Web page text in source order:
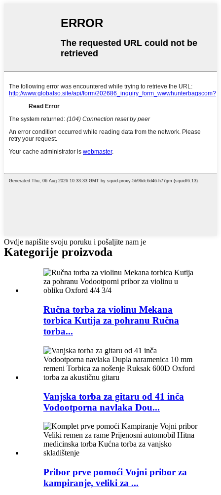
Ovdje napišite svoju poruku i pošaljite nam je
Kategorije proizvoda
Ručna torba za violinu Mekana
torbica Kutija za pohranu Ručna
torba...
Vanjska torba za gitaru od 41 inča
Vodootporna navlaka Dou...
Pribor prve pomoći Vojni pribor za
kampiranje, veliki za ...